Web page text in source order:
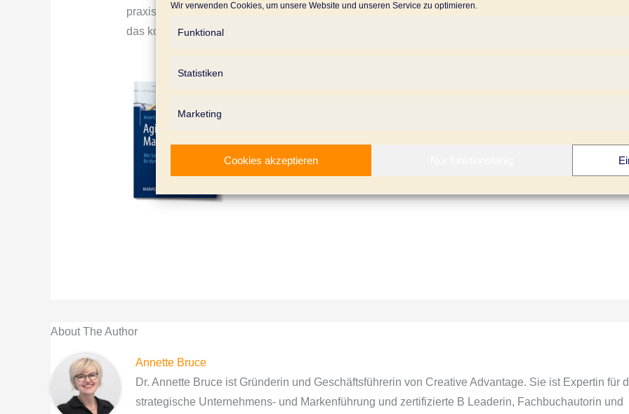
Wir verwenden Cookies, um unsere Website und unseren Service zu optimieren.
Funktional
Statistiken
Marketing
Cookies akzeptieren
praxisorientiert behandelt. Wenn Sie dazu mehr erfahren wollen, empfehlen wir Ihnen
das kostenlose Management Summary zum Buch:
E-BOOK ANFORDERN
About The Author
Annette Bruce
Dr. Annette Bruce ist Gründerin und Geschäftsführerin von Creative Advantage. Sie ist Expertin für
strategische Unternehmens- und Markenführung und zertifizierte B Leaderin, Fachbuchautorin und